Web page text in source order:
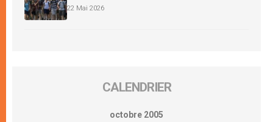
22 Mai 2026
CALENDRIER
octobre 2005